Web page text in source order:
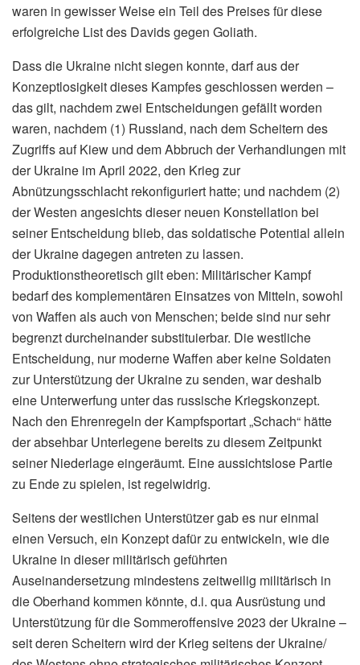
waren in gewisser Weise ein Teil des Preises für diese
erfolgreiche List des Davids gegen Goliath.
Dass die Ukraine nicht siegen konnte, darf aus der
Konzeptlosigkeit dieses Kampfes geschlossen werden –
das gilt, nachdem zwei Entscheidungen gefällt worden
waren, nachdem (1) Russland, nach dem Scheitern des
Zugriffs auf Kiew und dem Abbruch der Verhandlungen mit
der Ukraine im April 2022, den Krieg zur
Abnützungsschlacht rekonfiguriert hatte; und nachdem (2)
der Westen angesichts dieser neuen Konstellation bei
seiner Entscheidung blieb, das soldatische Potential allein
der Ukraine dagegen antreten zu lassen.
Produktionstheoretisch gilt eben: Militärischer Kampf
bedarf des komplementären Einsatzes von Mitteln, sowohl
von Waffen als auch von Menschen; beide sind nur sehr
begrenzt durcheinander substituierbar. Die westliche
Entscheidung, nur moderne Waffen aber keine Soldaten
zur Unterstützung der Ukraine zu senden, war deshalb
eine Unterwerfung unter das russische Kriegskonzept.
Nach den Ehrenregeln der Kampfsportart „Schach“ hätte
der absehbar Unterlegene bereits zu diesem Zeitpunkt
seiner Niederlage eingeräumt. Eine aussichtslose Partie
zu Ende zu spielen, ist regelwidrig.
Seitens der westlichen Unterstützer gab es nur einmal
einen Versuch, ein Konzept dafür zu entwickeln, wie die
Ukraine in dieser militärisch geführten
Auseinandersetzung mindestens zeitweilig militärisch in
die Oberhand kommen könnte, d.i. qua Ausrüstung und
Unterstützung für die Sommeroffensive 2023 der Ukraine –
seit deren Scheitern wird der Krieg seitens der Ukraine/